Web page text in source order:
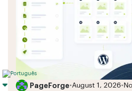
PageForge•August 1, 2026•